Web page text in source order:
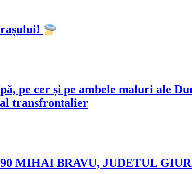
pe cer și pe ambele maluri ale
transfrontalier
MIHAI BRAVU, JUDETUL